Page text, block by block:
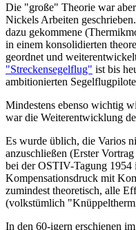
Die "große" Theorie war
Nickels Arbeiten
dazu gekommene
in einem konsolidierten
geordnet und
"Streckensegelflug" ist bis
ambitionierten
Mindestens ebenso wichtig
war die Weiterentwicklung
Es wurde üblich, die Varios
anzuschließen (Erster
bei der OSTIV-Tagung
Kompensationsdruck mit
zumindest theoretisch, alle
(volkstümlich
In den 60-igern erschienen